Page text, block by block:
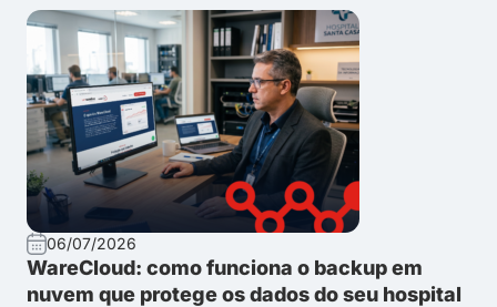
06/07/2026
WareCloud: como funciona o backup em
nuvem que protege os dados do seu hospital